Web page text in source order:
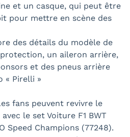
et un casque, qui peut être
pour mettre en scène des
des détails du modèle de
un aileron arrière,
et des pneus arrière
« Pirelli »
fans peuvent revivre le
le set Voiture F1 BWT
Speed Champions (77248).